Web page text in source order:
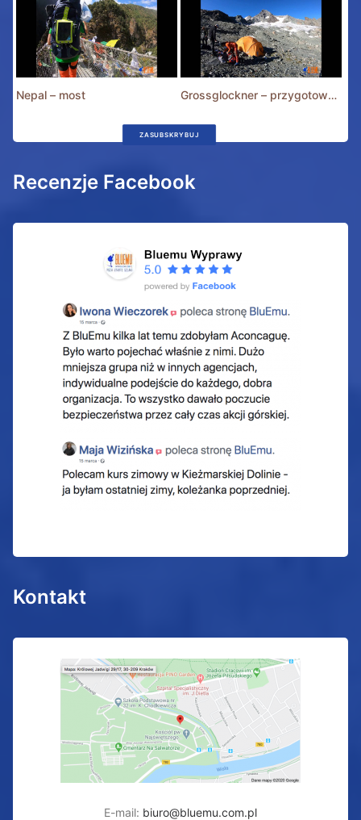
Nepal – most Grossglockner – przygotowania
ZASUBSKRYBUJ
Recenzje Facebook
Kontakt
E-mail: biuro@bluemu.com.pl